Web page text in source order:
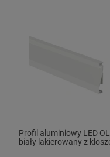
Profil aluminiowy LED
biały lakierowany z